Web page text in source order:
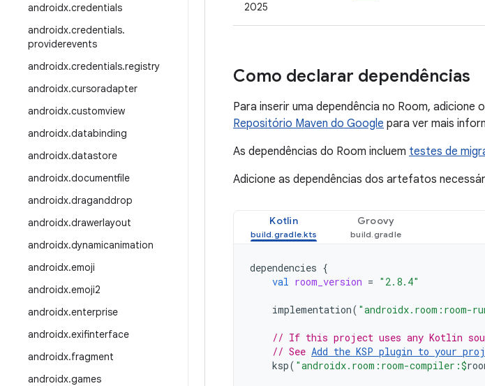
androidx.credentials
androidx.credentials.
providerevents
androidx.credentials.registry
androidx.cursoradapter
androidx.customview
androidx.databinding
androidx.datastore
androidx.documentfile
androidx.draganddrop
androidx.drawerlayout
androidx.dynamicanimation
androidx.emoji
androidx.emoji2
androidx.enterprise
androidx.exifinterface
androidx.fragment
androidx.games
2025
Como declarar dependências
Para inserir uma dependência no Room,
Repositório Maven do Google para ver mais
As dependências do Room incluem testes de
Adicione as dependências dos artefatos
Kotlin Groovy
dependencies {
val room_version = "2.8.4"
implementation( "androidx.room:room-
// If this project uses any Kotlin
// See Add the KSP plugin to your
ksp( "androidx.room:room-compiler:$